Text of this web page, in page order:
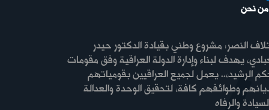
من نحن
النصر: مشروع وطني بقيادة الدكتور حيدر
يهدف لبناء وإدارة الدولة العراقية وفق مقومات
الرشيد،.. يعمل لجميع العراقيين بقومياتهم
وطوائفهم كافة، لتحقيق الوحدة والعدالة